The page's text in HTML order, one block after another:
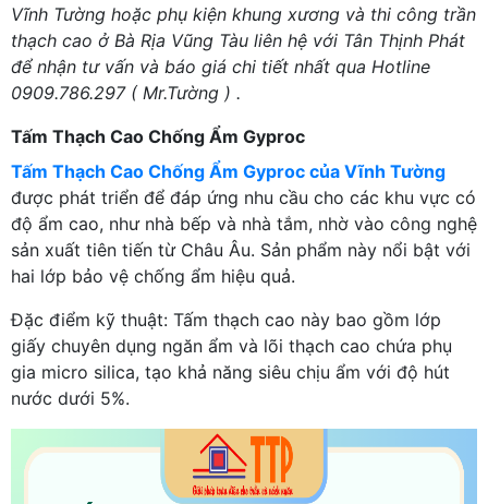
Vĩnh Tường hoặc phụ kiện khung xương và thi công trần
thạch cao ở Bà Rịa Vũng Tàu liên hệ với Tân Thịnh Phát
để nhận tư vấn và báo giá chi tiết nhất qua Hotline
0909.786.297 ( Mr.Tường ) .
Tấm Thạch Cao Chống Ẩm Gyproc
Tấm Thạch Cao Chống Ẩm Gyproc của Vĩnh Tường
được phát triển để đáp ứng nhu cầu cho các khu vực có
độ ẩm cao, như nhà bếp và nhà tắm, nhờ vào công nghệ
sản xuất tiên tiến từ Châu Âu. Sản phẩm này nổi bật với
hai lớp bảo vệ chống ẩm hiệu quả.
Đặc điểm kỹ thuật: Tấm thạch cao này bao gồm lớp
giấy chuyên dụng ngăn ẩm và lõi thạch cao chứa phụ
gia micro silica, tạo khả năng siêu chịu ẩm với độ hút
nước dưới 5%.